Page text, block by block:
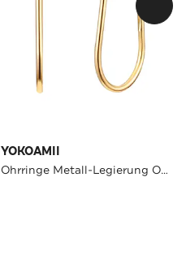
YOKOAMII
Ohrringe Metall-Legierung OneColor